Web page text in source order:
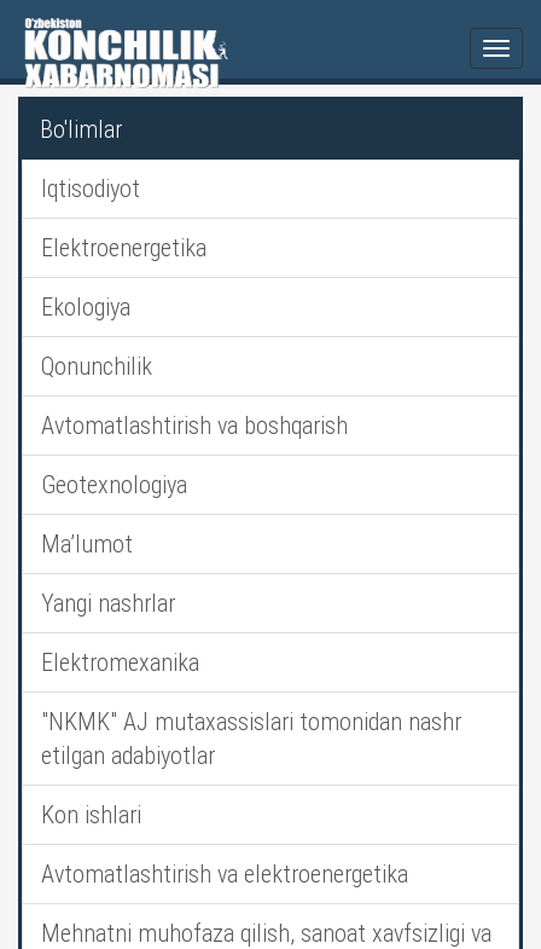
Bo'limlar
Iqtisodiyot
Elektroenergetika
Ekologiya
Qonunchilik
Avtomatlashtirish va boshqarish
Geotexnologiya
Ma’lumot
Yangi nashrlar
Elektromexanika
"NKMK" AJ mutaxassislari tomonidan nashr
etilgan adabiyotlar
Kon ishlari
Avtomatlashtirish va elektroenergetika
Mehnatni muhofaza qilish, sanoat xavfsizligi va